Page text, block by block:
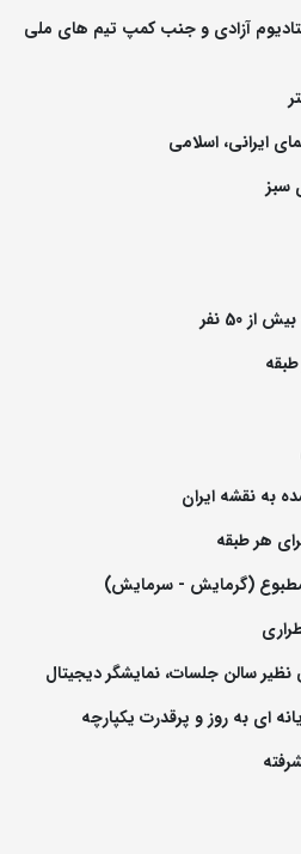
آزادی و جنب کمپ تیم های ملی
50 نفر
نقشه ایران
(گرمایش - سرمایش)
سالن جلسات، نمایشگر دیجیتال
به روز و پرقدرت یکپارچه